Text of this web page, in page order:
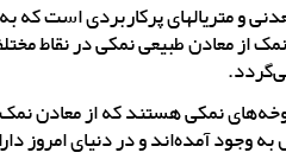
و متریال­های پرکاربردی است که
معادن طبیعی نمکی در نقاط
نمکی هستند که از معادن نمک
وجود آمده‌­اند و در دنیای امروز